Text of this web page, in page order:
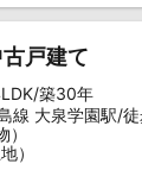
戸建て
築30年
線 大泉学園駅/
）